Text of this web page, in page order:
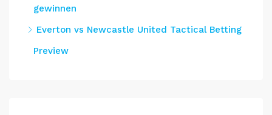
gewinnen
Everton vs Newcastle United Tactical Betting
Preview